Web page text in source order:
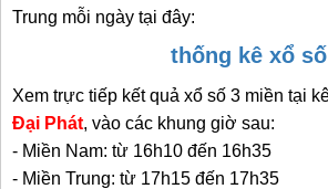
Trung mỗi ngày tại đây:
thống kê xổ số
Xem trực tiếp kết quả xổ số 3 miền tại
Đại Phát, vào các khung giờ sau:
- Miền Nam: từ 16h10 đến 16h35
- Miền Trung: từ 17h15 đến 17h35